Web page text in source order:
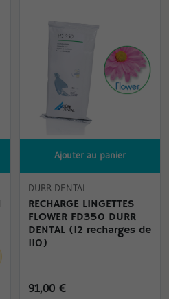
Ajouter au panier
DURR DENTAL
RECHARGE LINGETTES
FLOWER FD350 DURR
DENTAL (12 recharges de
110)
91,00 €